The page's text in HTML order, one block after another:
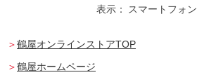
表示： スマートフォン
鶴屋オンラインストアTOP
鶴屋ホームページ